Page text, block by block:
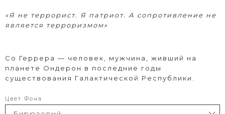
«Я не террорист. Я патриот. А сопротивление не
является терроризмом»
Со Геррера — человек, мужчина, живший на
планете Ондерон в последние годы
существования Галактической Республики.
Цвет Фона